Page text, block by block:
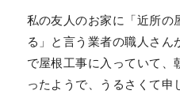
私の友人のお家に「近所の
る」と言う業者の職人さん
で屋根工事に入っていて、
ったようで、うるさくて申